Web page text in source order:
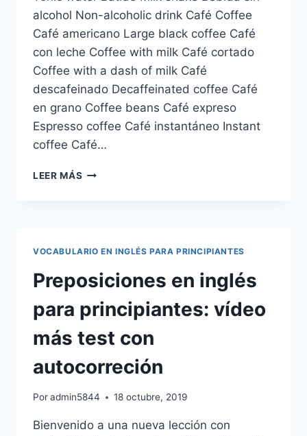
alcohol Non-alcoholic drink Café Coffee
Café americano Large black coffee Café
con leche Coffee with milk Café cortado
Coffee with a dash of milk Café
descafeinado Decaffeinated coffee Café
en grano Coffee beans Café expreso
Espresso coffee Café instantáneo Instant
coffee Café…
LEER MÁS VOCABULARIO
VOCABULARIO EN INGLÉS PARA PRINCIPIANTES
Preposiciones en inglés
para principiantes: vídeo
más test con
autocorreción
Poradmin5844 18 octubre, 2019
Bienvenido a una nueva lección con